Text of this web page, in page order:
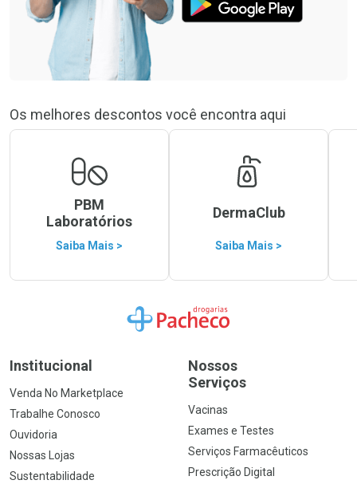
Os melhores descontos você encontra aqui
PBM
Laboratórios
Saiba Mais >
DermaClub
Saiba Mais >
Ir para a Home
Institucional
Venda No Marketplace
Trabalhe Conosco
Ouvidoria
Nossas Lojas
Sustentabilidade
Nossos
Serviços
Vacinas
Exames e Testes
Serviços Farmacêuticos
Prescrição Digital